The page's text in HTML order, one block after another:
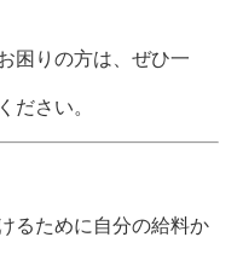
困りの方は、ぜひ一
ださい。
るために自分の給料か